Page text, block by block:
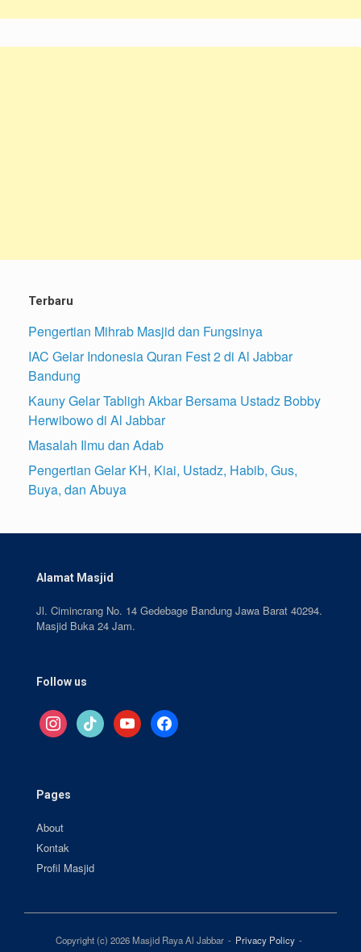
Terbaru
Pengertian Mihrab Masjid dan Fungsinya
IAC Gelar Indonesia Quran Fest 2 di Al Jabbar
Bandung
Kauny Gelar Tabligh Akbar Bersama Ustadz Bobby
Herwibowo di Al Jabbar
Masalah Ilmu dan Adab
Pengertian Gelar KH, Kiai, Ustadz, Habib, Gus,
Buya, dan Abuya
Alamat Masjid
Jl. Cimincrang No. 14 Gedebage Bandung Jawa Barat 40294.
Masjid Buka 24 Jam.
Follow us
instagramtiktok youtube facebook
Pages
About
Kontak
Profil Masjid
Copyright (c) 2026 Masjid Raya Al Jabbar Privacy Policy